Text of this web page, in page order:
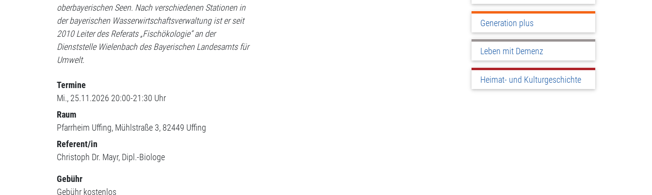
oberbayerischen Seen. Nach verschiedenen Stationen in
der bayerischen Wasserwirtschaftsverwaltung ist er seit
2010 Leiter des Referats „Fischökologie“ an der
Dienststelle Wielenbach des Bayerischen Landesamts für
Umwelt.
Termine
Mi., 25.11.2026 20:00-21:30 Uhr
Raum
Pfarrheim Uffing Mühlstraße 3 82449 Uffing
Referent/in
Christoph Dr. Mayr, Dipl.-Biologe
Gebühr
Gebühr kostenlos
Generation plus
Leben mit Demenz
Heimat- und Kulturgeschichte